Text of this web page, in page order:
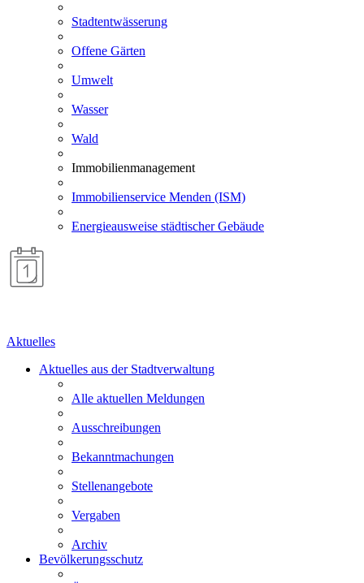
Stadtentwässerung
Offene Gärten
Umwelt
Wasser
Wald
Immobilienmanagement
Immobilienservice Menden (ISM)
Energieausweise städtischer Gebäude
Aktuelles
Aktuelles aus der Stadtverwaltung
Alle aktuellen Meldungen
Ausschreibungen
Bekanntmachungen
Stellenangebote
Vergaben
Archiv
Bevölkerungsschutz